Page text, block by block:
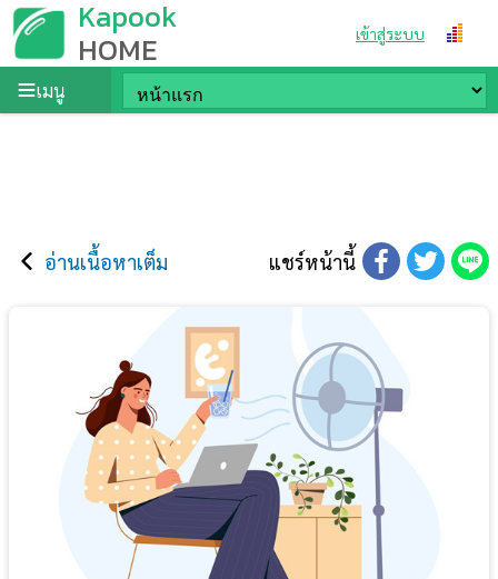
Kapook
HOME เข้าสู่ระบบ
เมนู
อ่านเนื้อหาเต็ม แชร์หน้านี้